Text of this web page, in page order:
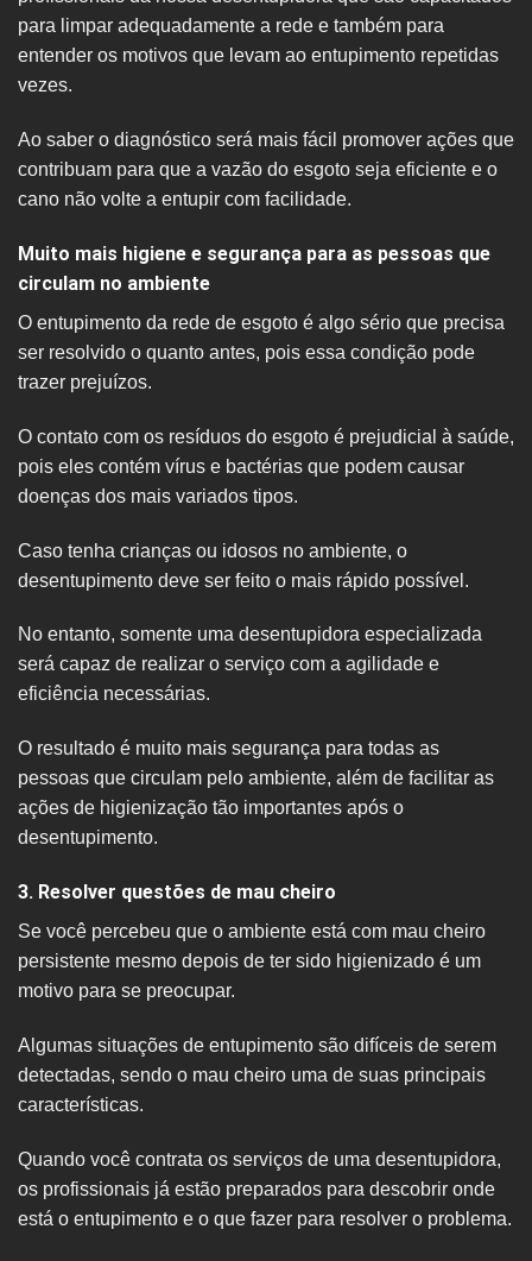
para limpar adequadamente a rede e também para
entender os motivos que levam ao entupimento repetidas
vezes.
Ao saber o diagnóstico será mais fácil promover ações que
contribuam para que a vazão do esgoto seja eficiente e o
cano não volte a entupir com facilidade.
Muito mais higiene e segurança para as pessoas que
circulam no ambiente
O entupimento da rede de esgoto é algo sério que precisa
ser resolvido o quanto antes, pois essa condição pode
trazer prejuízos.
O contato com os resíduos do esgoto é prejudicial à saúde,
pois eles contém vírus e bactérias que podem causar
doenças dos mais variados tipos.
Caso tenha crianças ou idosos no ambiente, o
desentupimento deve ser feito o mais rápido possível.
No entanto, somente uma desentupidora especializada
será capaz de realizar o serviço com a agilidade e
eficiência necessárias.
O resultado é muito mais segurança para todas as
pessoas que circulam pelo ambiente, além de facilitar as
ações de higienização tão importantes após o
desentupimento.
3. Resolver questões de mau cheiro
Se você percebeu que o ambiente está com mau cheiro
persistente mesmo depois de ter sido higienizado é um
motivo para se preocupar.
Algumas situações de entupimento são difíceis de serem
detectadas, sendo o mau cheiro uma de suas principais
características.
Quando você contrata os serviços de uma desentupidora,
os profissionais já estão preparados para descobrir onde
está o entupimento e o que fazer para resolver o problema.